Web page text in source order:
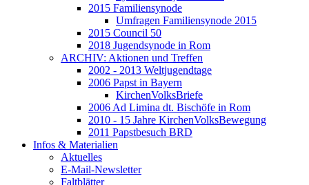
2015 Familiensynode
Umfragen Familiensynode 2015
2015 Council 50
2018 Jugendsynode in Rom
ARCHIV: Aktionen und Treffen
2002 - 2013 Weltjugendtage
2006 Papst in Bayern
KirchenVolksBriefe
2006 Ad Limina dt. Bischöfe in Rom
2010 - 15 Jahre KirchenVolksBewegung
2011 Papstbesuch BRD
Infos & Materialien
Aktuelles
E-Mail-Newsletter
Faltblätter